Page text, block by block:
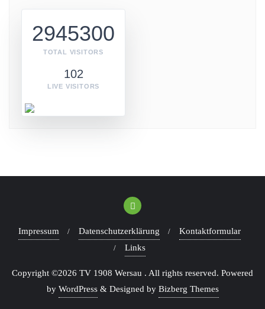
2945300
TOTAL VISITORS
102
LIVE VISITORS
Impressum Datenschutzerklärung
Kontaktformular
Links
Copyright ©2026 TV 1908 Wersau . All rights reserved. Powered
by WordPress & Designed by Bizberg Themes